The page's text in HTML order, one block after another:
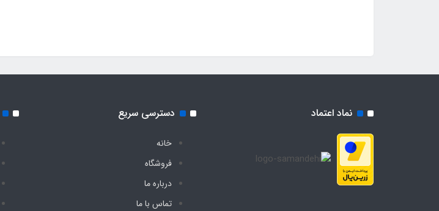
نماد اعتماد دسترسی سریع
خانه
فروشگاه
درباره ما
تماس با ما